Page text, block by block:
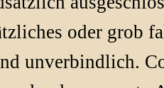
oder grob
unverbindlich.